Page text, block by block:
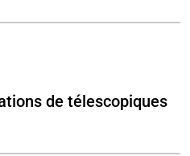
de télescopiques